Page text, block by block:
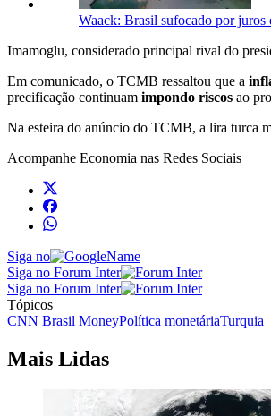
Waack: Brasil sufocado por juros
Imamoglu, considerado principal rival do
Em comunicado, o TCMB ressaltou que a
precificação continuam impondo riscos ao
Na esteira do anúncio do TCMB, a lira turca
Acompanhe Economia nas Redes Sociais
Siga no
Siga no Forum Inter
Siga no Forum Inter
Tópicos
CNN Brasil MoneyPolítica monetáriaTurquia
Mais Lidas